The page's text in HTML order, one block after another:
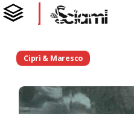
Ciprì & Maresco